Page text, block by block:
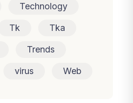
Technology
Tk Tka
Trends
virus Web